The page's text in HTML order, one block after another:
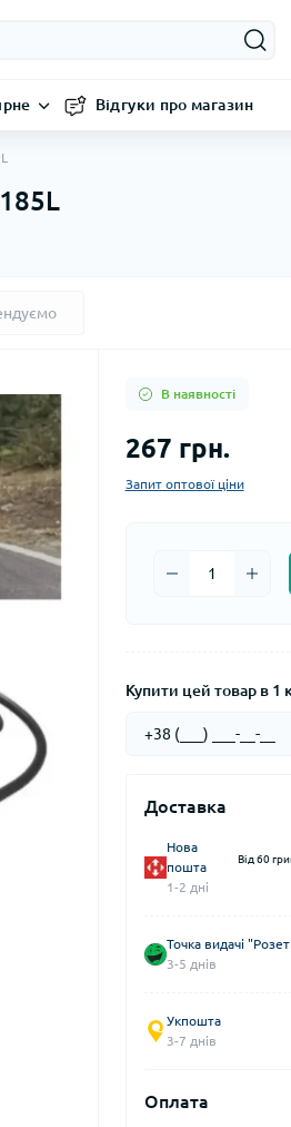
Відгуки про магазин
В наявності
267 грн.
Запит оптової ціни
Купити цей товар в 1
Доставка
Нова
пошта
1-2 дні
Від 60
Точка видачі
3-5 днів
Укпошта
3-7 днів
Оплата